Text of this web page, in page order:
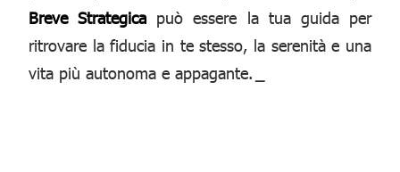
Breve Strategica può essere la tua guida per
ritrovare la fiducia in te stesso, la serenità e una
vita più autonoma e appagante.